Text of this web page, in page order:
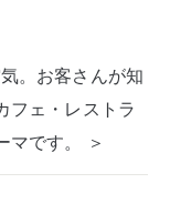
。お客さんが知
フェ・レストラ
マです。 ＞